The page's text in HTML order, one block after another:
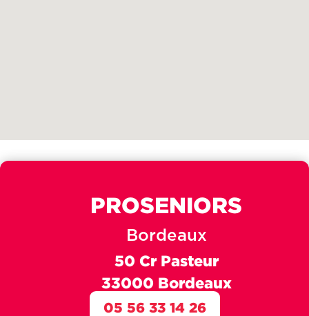
PROSENIORS
Bordeaux
50 Cr Pasteur
33000 Bordeaux
05 56 33 14 26